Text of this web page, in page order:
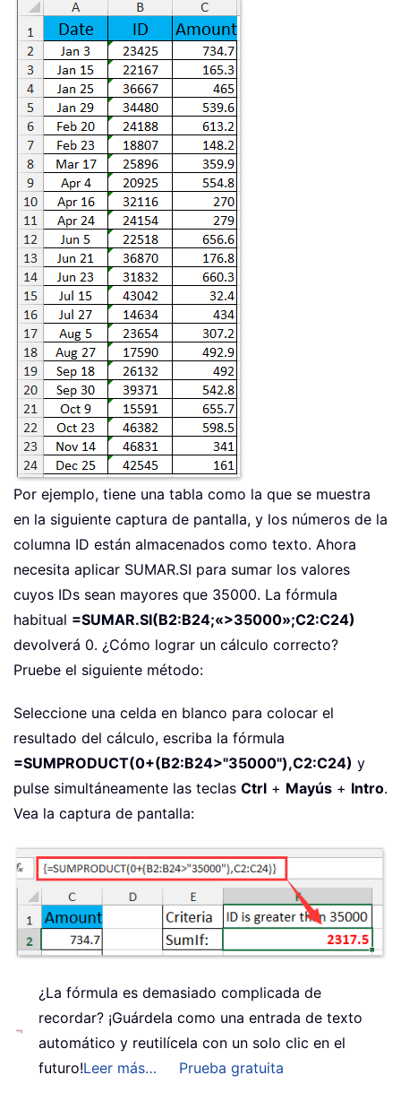
Por ejemplo, tiene una tabla como la que se muestra
en la siguiente captura de pantalla, y los números de la
columna ID están almacenados como texto. Ahora
necesita aplicar SUMAR.SI para sumar los valores
cuyos IDs sean mayores que 35000. La fórmula
habitual =SUMAR.SI(B2:B24;«>35000»;C2:C24)
devolverá 0. ¿Cómo lograr un cálculo correcto?
Pruebe el siguiente método:
Seleccione una celda en blanco para colocar el
resultado del cálculo, escriba la fórmula
=SUMPRODUCT(0+(B2:B24>"35000"),C2:C24) y
pulse simultáneamente las teclas Ctrl + Mayús + Intro.
Vea la captura de pantalla:
¿La fórmula es demasiado complicada de
recordar? ¡Guárdela como una entrada de texto
automático y reutilícela con un solo clic en el
futuro!Leer más… Prueba gratuita